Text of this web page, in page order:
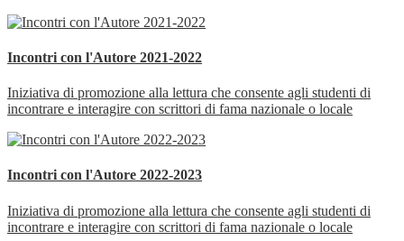
Incontri con l'Autore 2021-2022
Iniziativa di promozione alla lettura che consente agli studenti di
incontrare e interagire con scrittori di fama nazionale o locale
Incontri con l'Autore 2022-2023
Iniziativa di promozione alla lettura che consente agli studenti di
incontrare e interagire con scrittori di fama nazionale o locale